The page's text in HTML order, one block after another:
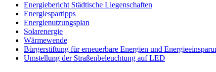
Energiebericht Städtische Liegenschaften
Energiespartipps
Energienutzungsplan
Solarenergie
Wärmewende
Bürgerstiftung für erneuerbare Energien und
Umstellung der Straßenbeleuchtung auf LED